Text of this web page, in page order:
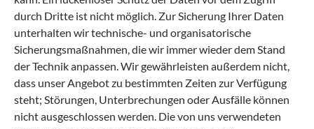
durch Dritte ist nicht möglich. Zur Sicherung Ihrer Daten
unterhalten wir technische- und organisatorische
Sicherungsmaßnahmen, die wir immer wieder dem Stand
der Technik anpassen. Wir gewährleisten außerdem nicht,
dass unser Angebot zu bestimmten Zeiten zur Verfügung
steht; Störungen, Unterbrechungen oder Ausfälle können
nicht ausgeschlossen werden. Die von uns verwendeten